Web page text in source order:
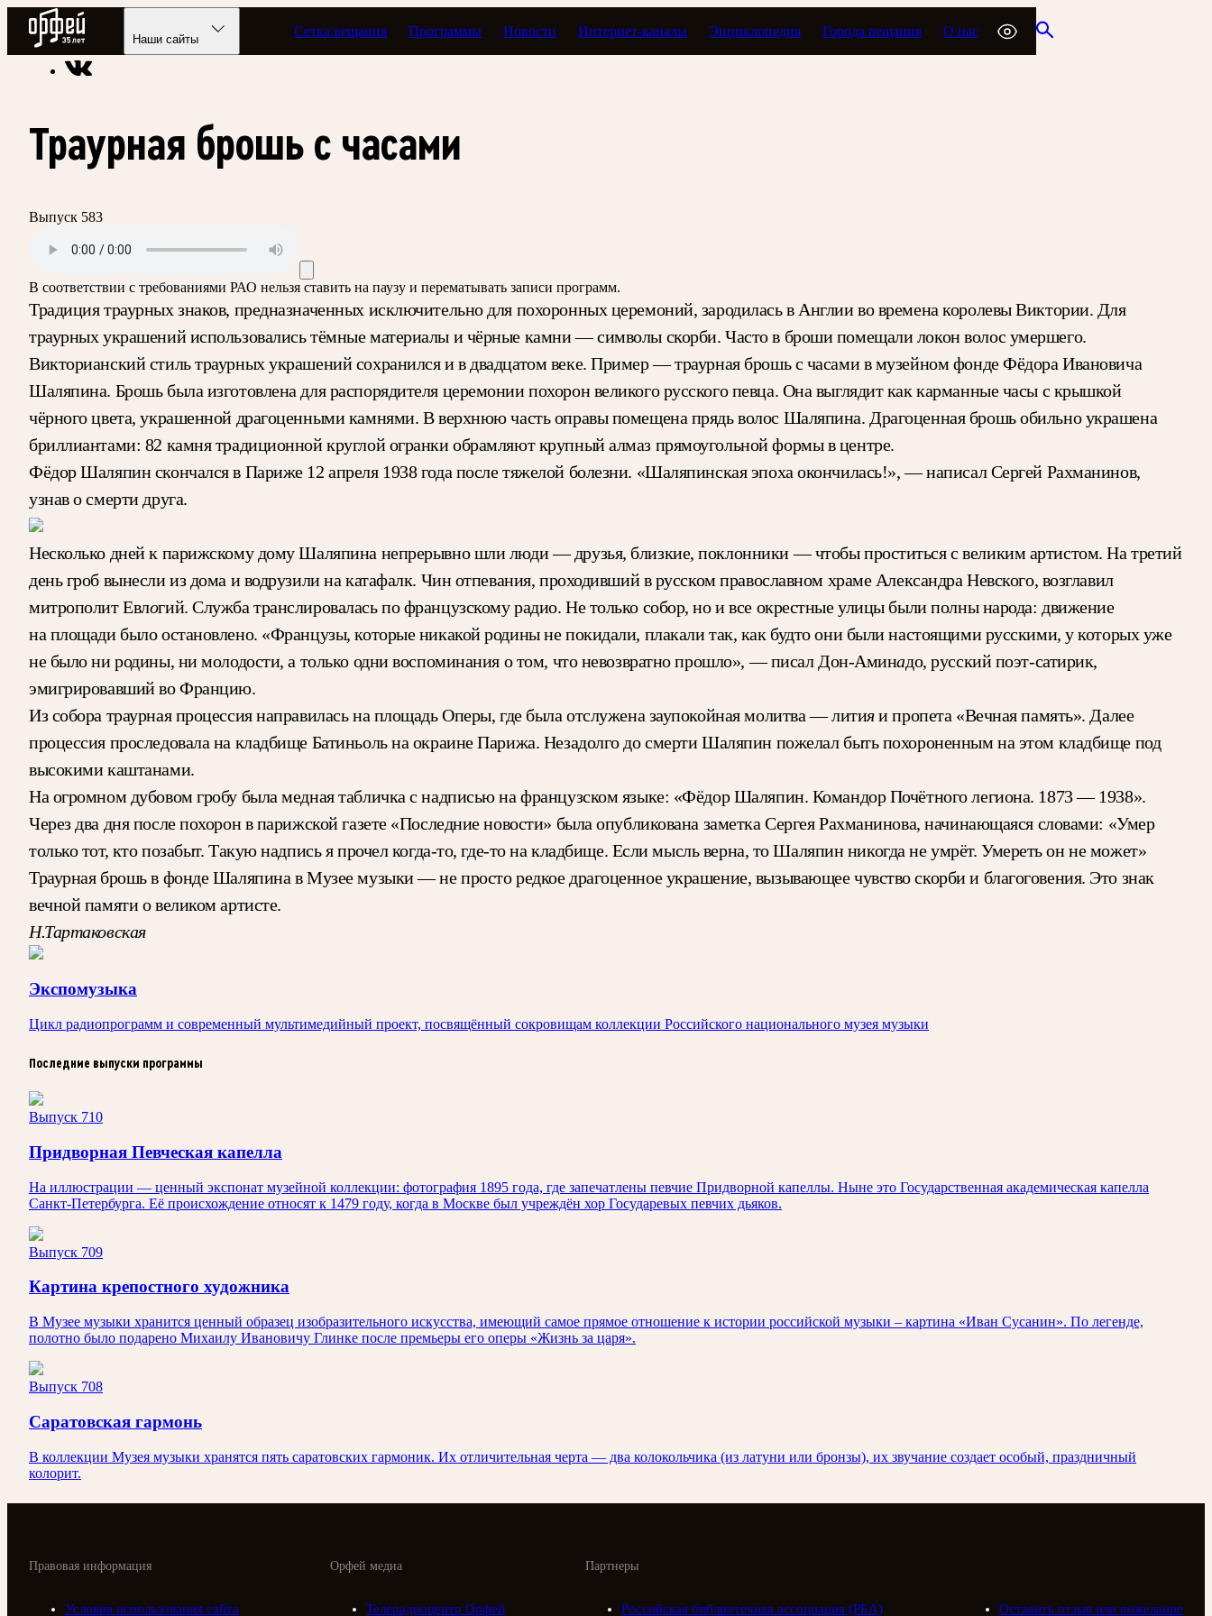
Радио Орфей
Наши сайты
Сетка вещания Программы Новости Интернет-каналы Энциклопедия Города вещания О нас
Радио классической музыки «Орфей» Программы в эфире Экспомузыка
Траурная брошь с часами
Выпуск 583
В соответствии с требованиями РАО нельзя ставить на паузу и перематывать записи программ.
Традиция траурных знаков, предназначенных исключительно для похоронных церемоний, зародилась в Англии во времена королевы Виктории. Для
траурных украшений использовались тёмные материалы и чёрные камни — символы скорби. Часто в броши помещали локон волос умершего.
Викторианский стиль траурных украшений сохранился и в двадцатом веке. Пример — траурная брошь с часами в музейном фонде Фёдора Ивановича
Шаляпина. Брошь была изготовлена для распорядителя церемонии похорон великого русского певца. Она выглядит как карманные часы с крышкой
чёрного цвета, украшенной драгоценными камнями. В верхнюю часть оправы помещена прядь волос Шаляпина. Драгоценная брошь обильно украшена
бриллиантами: 82 камня традиционной круглой огранки обрамляют крупный алмаз прямоугольной формы в центре.
Фёдор Шаляпин скончался в Париже 12 апреля 1938 года после тяжелой болезни. «Шаляпинская эпоха окончилась!», — написал Сергей Рахманинов,
узнав о смерти друга.
Несколько дней к парижскому дому Шаляпина непрерывно шли люди — друзья, близкие, поклонники — чтобы проститься с великим артистом. На третий
день гроб вынесли из дома и водрузили на катафалк. Чин отпевания, проходивший в русском православном храме Александра Невского, возглавил
митрополит Евлогий. Служба транслировалась по французскому радио. Не только собор, но и все окрестные улицы были полны народа: движение
на площади было остановлено. «Французы, которые никакой родины не покидали, плакали так, как будто они были настоящими русскими, у которых уже
не было ни родины, ни молодости, а только одни воспоминания о том, что невозвратно прошло», — писал Дон-Аминадо, русский поэт-сатирик,
эмигрировавший во Францию.
Из собора траурная процессия направилась на площадь Оперы, где была отслужена заупокойная молитва — литияи пропета «Вечная память». Далее
процессия проследовала на кладбище Батиньоль на окраине Парижа. Незадолго до смерти Шаляпин пожелал быть похороненным на этом кладбище под
высокими каштанами.
На огромном дубовом гробу была медная табличка с надписью на французском языке: «Фёдор Шаляпин. Командор Почётного легиона. 1873 — 1938».
Через два дня после похорон в парижской газете «Последние новости» была опубликована заметка Сергея Рахманинова, начинающаяся словами: «Умер
только тот, кто позабыт. Такую надпись я прочел когда-то, где-то на кладбище. Если мысль верна, то Шаляпин никогда не умрёт. Умереть он не может»
Траурная брошь в фонде Шаляпина в Музее музыки — не просто редкое драгоценное украшение, вызывающее чувство скорби и благоговения. Это знак
вечной памяти о великом артисте.
Н.Тартаковская
Экспомузыка
Цикл радиопрограмм и современный мультимедийный проект, посвящённый сокровищам коллекции Российского национального музея музыки
Последние выпуски программы
Выпуск 710
Придворная Певческая капелла
На иллюстрации — ценный экспонат музейной коллекции: фотография 1895 года, где запечатлены певчие Придворной капеллы. Ныне это Государственная академическая капелла
Санкт‑Петербурга. Её происхождение относят к 1479 году, когда в Москве был учреждён хор Государевых певчих дьяков.
Выпуск 709
Картина крепостного художника
В Музее музыки хранится ценный образец изобразительного искусства, имеющий самое прямое отношение к истории российской музыки – картина «Иван Сусанин». По легенде,
полотно было подарено Михаилу Ивановичу Глинке после премьеры его оперы «Жизнь за царя».
Выпуск 708
Саратовская гармонь
В коллекции Музея музыки хранятся пять саратовских гармоник. Их отличительная черта — два колокольчика (из латуни или бронзы), их звучание создает особый, праздничный
колорит.
Орфей медиа
Телерадиоцентр Орфей
Партнеры
Российская библиотечная ассоциация (РБА)
Правовая информация
Условия использования сайта Оставить отзыв или пожелание